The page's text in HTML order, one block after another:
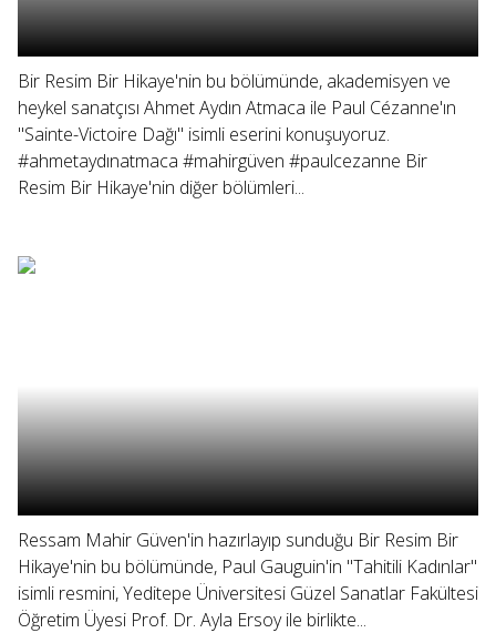
Bir Resim Bir Hikaye'nin bu bölümünde, akademisyen ve
heykel sanatçısı Ahmet Aydın Atmaca ile Paul Cézanne'ın
"Sainte-Victoire Dağı" isimli eserini konuşuyoruz.
#ahmetaydınatmaca #mahirgüven #paulcezanne Bir
Resim Bir Hikaye'nin diğer bölümleri...
Ressam Mahir Güven'in hazırlayıp sunduğu Bir Resim Bir
Hikaye'nin bu bölümünde, Paul Gauguin'in "Tahitili Kadınlar"
isimli resmini, Yeditepe Üniversitesi Güzel Sanatlar Fakültesi
Öğretim Üyesi Prof. Dr. Ayla Ersoy ile birlikte...